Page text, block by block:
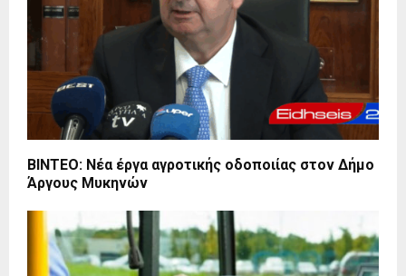
ΒΙΝΤΕΟ: Νέα έργα αγροτικής οδοποιίας στον Δήμο
Άργους Μυκηνών